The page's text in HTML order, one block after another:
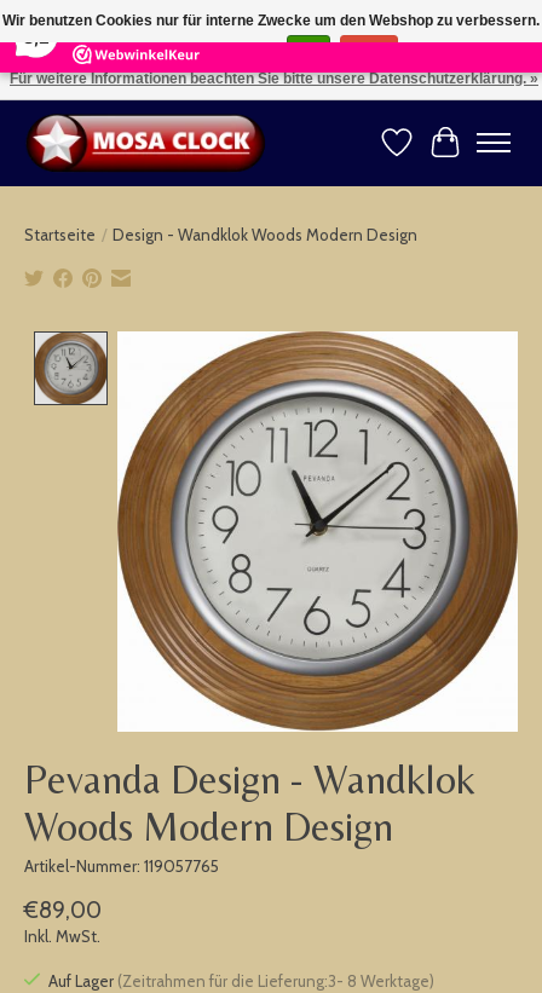
164 Reviews ×
Kies uw taal: NL -- Wählen Sie ihre Sprache: DE -- Choose your language: EN ⇓ ⇒
Wunschzettel
Ihr
Startseite / Design - Wandklok Woods Modern Design
Product image slideshow Items
Pevanda Design - Wandklok
Woods Modern Design
Artikel-Nummer: 119057765
€89,00
Inkl. MwSt.
Auf Lager (Zeitrahmen für die Lieferung:3- 8 Werktage)
Wir benutzen Cookies nur für interne Zwecke um den Webshop zu verbessern.
Ist das in Ordnung?
Für weitere Informationen beachten Sie bitte unsere Datenschutzerklärung. »